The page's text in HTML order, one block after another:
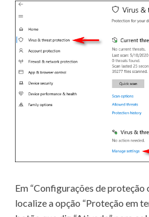
Em “Configurações de proteção
localize a opção “Proteção em